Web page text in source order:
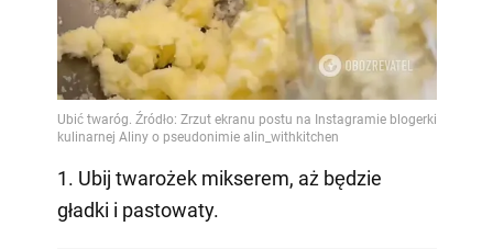
1. Ubij twarożek mikserem, aż będzie
gładki i pastowaty.